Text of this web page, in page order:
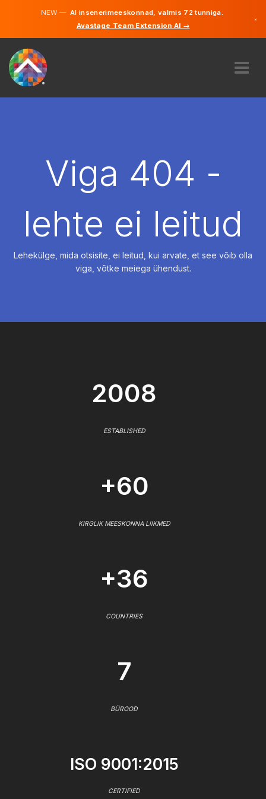
NEW —AI insenerimeeskonnad, valmis 72 tunniga.
Avastage Team Extension AI →
×
PALKAMAViga 404 -
lehte ei leitud
Lehekülge, mida otsisite, ei leitud, kui arvate, et see võib olla
viga, võtke meiega ühendust.
2008
ESTABLISHED
+60
KIRGLIK MEESKONNA LIIKMED
+36
COUNTRIES
7
BÜROOD
ISO 9001:2015
CERTIFIED